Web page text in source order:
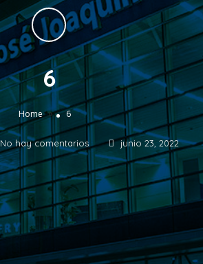
6
Home » 6
No hay comentarios junio 23, 2022